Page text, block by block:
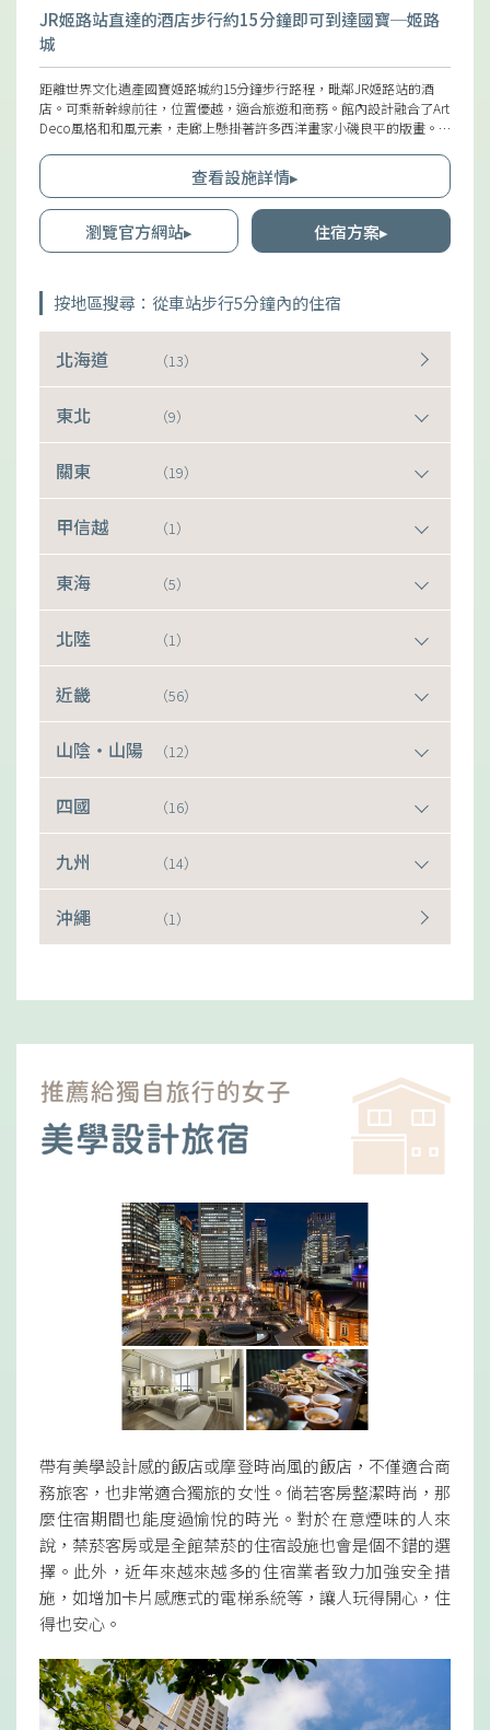
JR姬路站直達的酒店步行約15分鐘即可到達國寶─姬路
城
距離世界文化遺產國寶姬路城約15分鐘步行路程，毗鄰JR姬路站的酒
店。可乘新幹線前往，位置優越，適合旅遊和商務。館內設計融合了Art
Deco風格和和風元素，走廊上懸掛著許多西洋畫家小磯良平的版畫。
您享受肌膚柔軟的特別沐浴時光。客房樓層的電梯大堂設有安全門，飯
店入口處也安裝了安全系統。查看設施詳情▸
瀏覽官方網站▸ 住宿方案▸
按地區搜尋：從車站步行5分鐘內的住宿
北海道 （13）
東北 （9）
關東 （19）
甲信越 （1）
東海 （5）
北陸 （1）
近畿 （56）
山陰・山陽 （12）
四國 （16）
九州 （14）
沖繩 （1）
帶有美學設計感的飯店或摩登時尚風的飯店，不僅適合商
務旅客，也非常適合獨旅的女性。倘若客房整潔時尚，那
麼住宿期間也能度過愉悅的時光。對於在意煙味的人來
說，禁菸客房或是全館禁菸的住宿設施也會是個不錯的選
擇。此外，近年來越來越多的住宿業者致力加強安全措
施，如增加卡片感應式的電梯系統等，讓人玩得開心，住
得也安心。